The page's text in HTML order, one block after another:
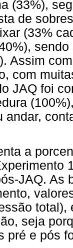
(33%),
de
(33%
Assim
com
JAQ foi
andar,
a
JAQ. As
seja
pré e pós